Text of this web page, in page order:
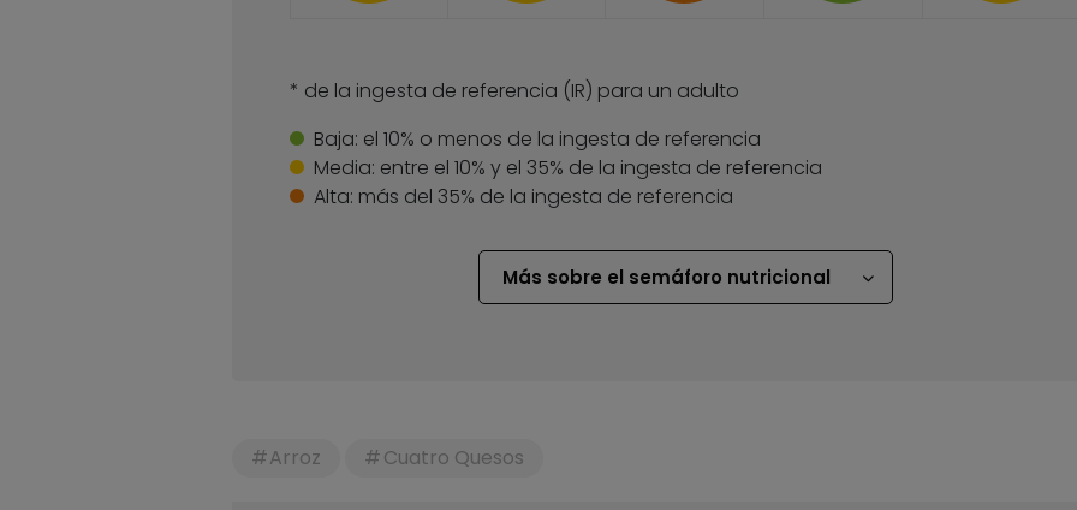
* de la ingesta de referencia (IR) para un adulto
Baja: el 10% o menos de la ingesta de referencia
Media: entre el 10% y el 35% de la ingesta de referencia
Alta: más del 35% de la ingesta de referencia
Más sobre el semáforo nutricional
Arroz Cuatro Quesos